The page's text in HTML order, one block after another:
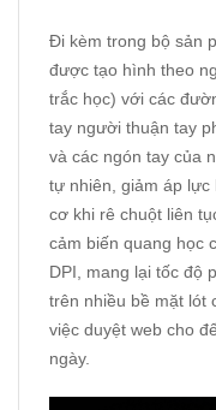
Đi kèm trong bộ sản
được tạo hình theo
trắc học) với các
tay người thuận tay
và các ngón tay của
tự nhiên, giảm áp lực
cơ khi rê chuột liên
cảm biến quang học
DPI, mang lại tốc độ
trên nhiều bề mặt lót
việc duyệt web cho
ngày.